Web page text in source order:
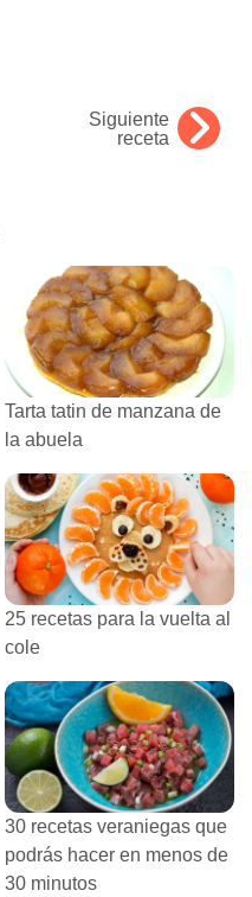
Siguiente
receta
Tarta tatin de manzana de
la abuela
25 recetas para la vuelta al
cole
30 recetas veraniegas que
podrás hacer en menos de
30 minutos